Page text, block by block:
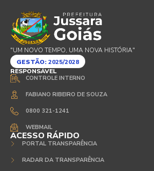
"UM NOVO TEMPO, UMA NOVA HISTÓRIA"
GESTÃO:2025/2028
RESPONSÁVEL
CONTROLE INTERNO
FABIANO RIBEIRO DE SOUZA
0800 321-1241
WEBMAIL
ACESSO RÁPIDO
PORTAL TRANSPARÊNCIA
RADAR DA TRANSPARÊNCIA